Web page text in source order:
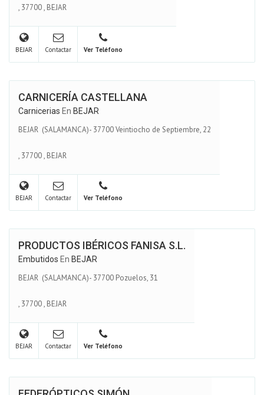
, 37700, BEJAR
BEJAR Contactar Ver Teléfono
CARNICERÍA CASTELLANA
Carnicerias En BEJAR
BEJAR (SALAMANCA)- 37700 Veintiocho de Septiembre, 22
, 37700, BEJAR
BEJAR Contactar Ver Teléfono
PRODUCTOS IBÉRICOS FANISA S.L.
Embutidos En BEJAR
BEJAR (SALAMANCA)- 37700 Pozuelos, 31
, 37700, BEJAR
BEJAR Contactar Ver Teléfono